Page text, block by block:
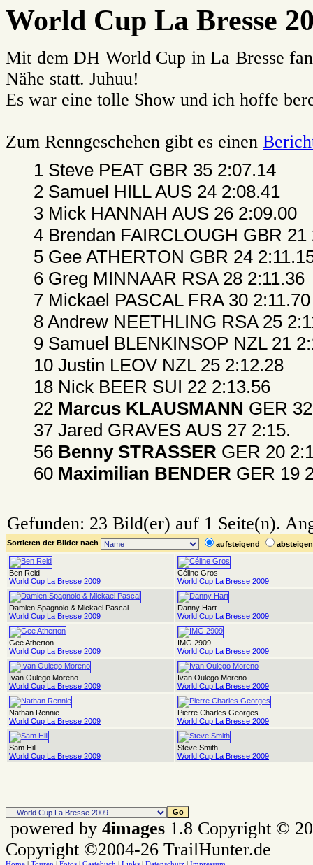
World Cup La Bresse
Mit dem DH World Cup in La Bresse
Nähe statt. Juhuu!
Es war eine tolle Show und ich hoffe
Zum Renngeschehen gibt es einen
1 Steve PEAT GBR 35 2:07.14
2 Samuel HILL AUS 24 2:08.41
3 Mick HANNAH AUS 26 2:09.00
4 Brendan FAIRCLOUGH GBR 21
5 Gee ATHERTON GBR 24
6 Greg MINNAAR RSA 28 2:11.36
7 Mickael PASCAL FRA 30 2:11.70
8 Andrew NEETHLING RSA 25
9 Samuel BLENKINSOP NZL 21
10 Justin LEOV NZL 25 2:12.28
18 Nick BEER SUI 22 2:13.56
22 Marcus KLAUSMANN GER
37 Jared GRAVES AUS 27 2:15.
56 Benny STRASSER GER 20
60 Maximilian BENDER GER 19
Gefunden: 23 Bild(er) auf 1 Seite(n).
Sortieren der Bilder nach aufsteigend
Ben Reid
World Cup La Bresse 2009
Céline Gros
World Cup La Bresse 2009
Damien Spagnolo & Mickael Pascal
World Cup La Bresse 2009
Danny Hart
World Cup La Bresse 2009
Gee Atherton
World Cup La Bresse 2009
IMG 2909
World Cup La Bresse 2009
Ivan Oulego Moreno
World Cup La Bresse 2009
Ivan Oulego Moreno
World Cup La Bresse 2009
Nathan Rennie
World Cup La Bresse 2009
Pierre Charles Georges
World Cup La Bresse 2009
Sam Hill
World Cup La Bresse 2009
Steve Smith
World Cup La Bresse 2009
powered by 4images 1.8 Copyright ©
Copyright ©2004-26 TrailHunter.de